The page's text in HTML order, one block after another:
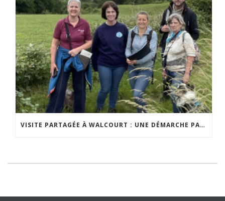
VISITE PARTAGÉE À WALCOURT : UNE DÉMARCHE PARTICIPATIVE ANIMÉE PAR ESPACE ENVIRONNEMENT